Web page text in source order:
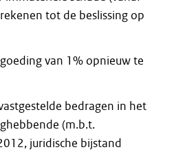
tot de beslissing op
van 1% opnieuw te
bedragen in het
(m.b.t.
juridische bijstand